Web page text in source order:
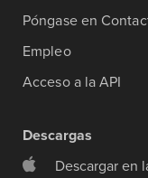
Póngase en
Empleo
Acceso a la API
Descargas
Descargar en